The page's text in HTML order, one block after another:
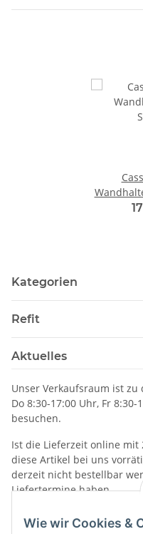
Wie wir Cookies &
Kategorien
Refit
Aktuelles
Unser Verkaufsraum ist
Do 8:30-17:00 Uhr, Fr
besuchen.
Ist die Lieferzeit online mit
diese Artikel bei uns
derzeit nicht bestellbar
Liefertermine haben.
Informationen